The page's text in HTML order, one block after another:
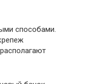
способами.